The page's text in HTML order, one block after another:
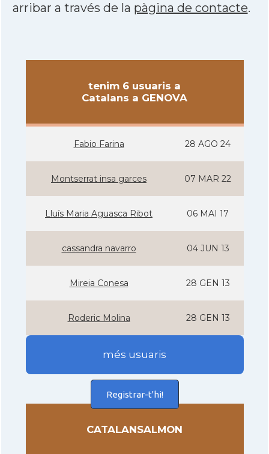
arribar a través de la pàgina de contacte.
tenim 6 usuaris a
Catalans a GENOVA
Fabio Farina 28 AGO 24
Montserrat insa garces 07 MAR 22
Lluí­s Maria Aguasca Ribot 06 MAI 17
cassandra navarro 04 JUN 13
Mireia Conesa 28 GEN 13
Roderic Molina 28 GEN 13
més usuaris
Registrar-t'hi!
CATALANSALMON